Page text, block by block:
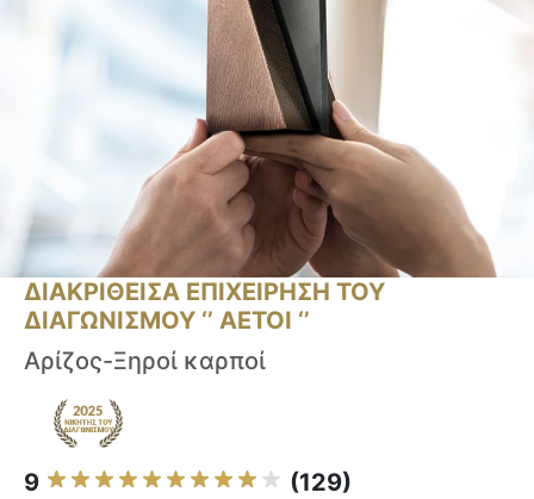
ΔΙΑΚΡΙΘΕΙΣΑ ΕΠΙΧΕΙΡΗΣΗ ΤΟΥ
ΔΙΑΓΩΝΙΣΜΟΥ ‘’ ΑΕΤΟΙ ‘’
Αρίζος-Ξηροί καρποί
9 (129)